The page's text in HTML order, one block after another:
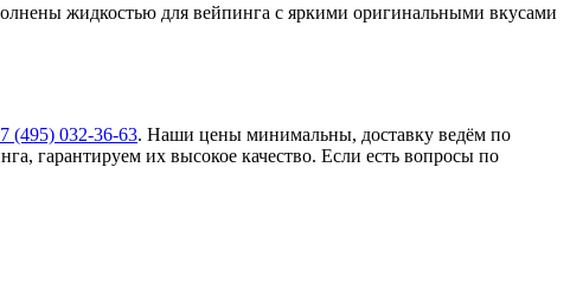
жидкостью для вейпинга с яркими оригинальными вкусами
(495) 032-36-63. Наши цены минимальны, доставку ведём по
гарантируем их высокое качество. Если есть вопросы по